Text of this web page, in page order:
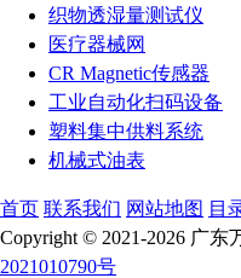
织物透湿量测试仪
医疗器械网
CR Magnetic传感器
工业自动化扫码设备
塑料集中供料系统
机械式油表
首页 联系我们 网站地图 目
Copyright © 2021-2026 广
2021010790号